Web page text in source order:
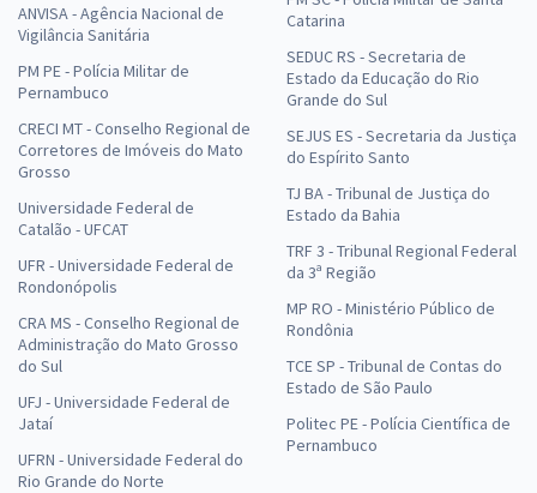
ANVISA - Agência Nacional de
Vigilância Sanitária
PM PE - Polícia Militar de
Pernambuco
CRECI MT - Conselho Regional de
Corretores de Imóveis do Mato
Grosso
Universidade Federal de
Catalão - UFCAT
UFR - Universidade Federal de
Rondonópolis
CRA MS - Conselho Regional de
Administração do Mato Grosso
do Sul
UFJ - Universidade Federal de
Jataí
UFRN - Universidade Federal do
Rio Grande do Norte
Catarina
SEDUC RS - Secretaria de
Estado da Educação do Rio
Grande do Sul
SEJUS ES - Secretaria da Justiça
do Espírito Santo
TJ BA - Tribunal de Justiça do
Estado da Bahia
TRF 3 - Tribunal Regional Federal
da 3ª Região
MP RO - Ministério Público de
Rondônia
TCE SP - Tribunal de Contas do
Estado de São Paulo
Politec PE - Polícia Científica de
Pernambuco